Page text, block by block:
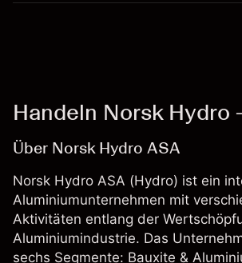
Handeln Norsk Hydro
Über Norsk Hydro ASA
Norsk Hydro ASA (Hydro) ist ein
Aluminiumunternehmen mit
Aktivitäten entlang der
Aluminiumindustrie. Das
sechs Segmente: Bauxite &